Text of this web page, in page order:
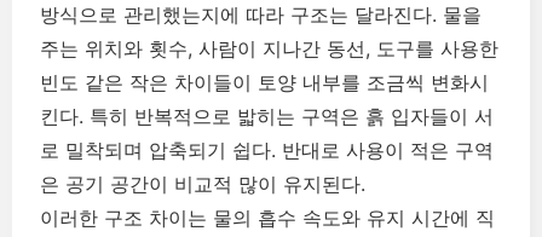
방식으로 관리했는지에 따라 구조는 달라진다. 물을
주는 위치와 횟수, 사람이 지나간 동선, 도구를 사용한
빈도 같은 작은 차이들이 토양 내부를 조금씩 변화시
킨다. 특히 반복적으로 밟히는 구역은 흙 입자들이 서
로 밀착되며 압축되기 쉽다. 반대로 사용이 적은 구역
은 공기 공간이 비교적 많이 유지된다.
이러한 구조 차이는 물의 흡수 속도와 유지 시간에 직